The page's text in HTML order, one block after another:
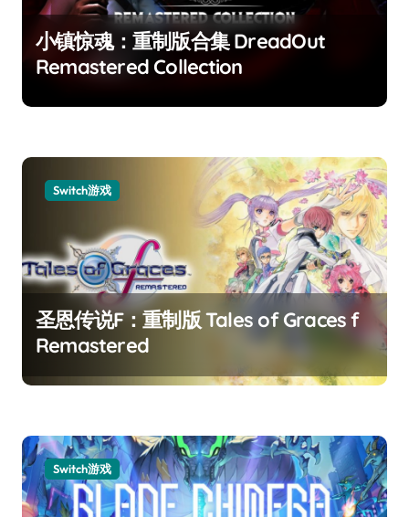
小镇惊魂：重制版合集 DreadOut
Remastered Collection
Switch游戏
圣恩传说F：重制版 Tales of Graces f
Remastered
Switch游戏